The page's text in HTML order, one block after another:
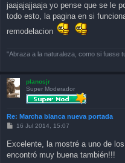
t
jaajajajjaaja yo pense que se le
todo esto, la pagina en si
remodelacion
"Abraza a la naturaleza, como si fuese
planosjr
Super Moderador
Re: Marcha blanca nueva portada
P
t
16 Jul 2014, 15:07
Excelente, la mostré a uno de
encontró muy buena también!!!